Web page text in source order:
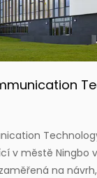
v městě Ningbo
na